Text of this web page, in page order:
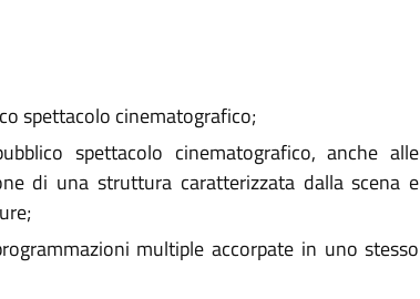
spettacolo cinematografico;
spettacolo cinematografico, anche alle
di una struttura caratterizzata dalla scena e
multiple accorpate in uno stesso